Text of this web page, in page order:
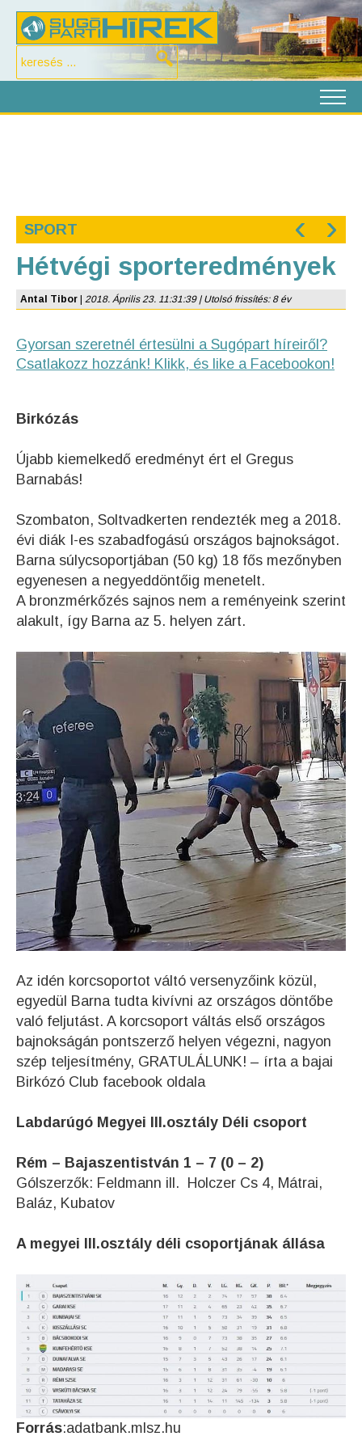
SPORT ‹ ›
Hétvégi sporteredmények
Antal Tibor 2018. Április 23. 11:31:39 | Utolsó frissítés: 8 év
Gyorsan szeretnél értesülni a Sugópart híreiről?
Csatlakozz hozzánk! Klikk, és like a Facebookon!
Birkózás
Újabb kiemelkedő eredményt ért el Gregus
Barnabás!
Szombaton, Soltvadkerten rendezték meg a 2018.
évi diák I-es szabadfogású országos bajnokságot.
Barna súlycsoportjában (50 kg) 18 fős mezőnyben
egyenesen a negyeddöntőig menetelt.
A bronzmérkőzés sajnos nem a reményeink szerint
alakult, így Barna az 5. helyen zárt.
Az idén korcsoportot váltó versenyzőink közül,
egyedül Barna tudta kivívni az országos döntőbe
való feljutást. A korcsoport váltás első országos
bajnokságán pontszerző helyen végezni, nagyon
szép teljesítmény, GRATULÁLUNK! – írta a bajai
Birkózó Club facebook oldala
Labdarúgó Megyei III.osztály Déli csoport
Rém – Bajaszentistván 1 – 7 (0 – 2)
Gólszerzők: Feldmann ill. Holczer Cs 4, Mátrai,
Baláz, Kubatov
A megyei III.osztály déli csoportjának állása
Forrás:adatbank.mlsz.hu